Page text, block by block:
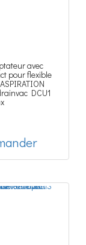
avec
pour flexible
DCU1